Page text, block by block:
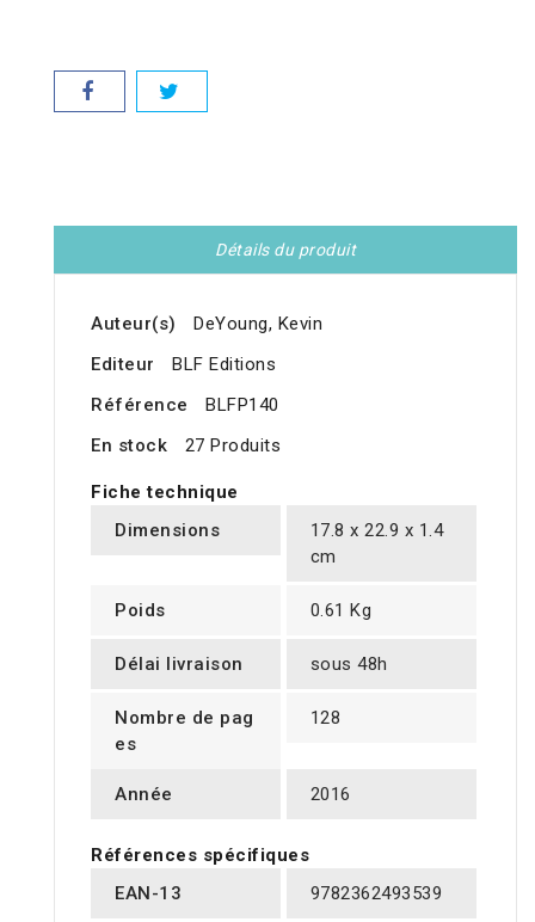
Détails du produit
Auteur(s)
DeYoung, Kevin
Editeur
BLF Editions
Référence
BLFP140
En stock
27 Produits
Fiche technique
Dimensions
17.8 x 22.9 x 1.4
cm
Poids 0.61 Kg
Délai livraison sous 48h
Nombre de pag
es
128
Année 2016
Références spécifiques
EAN-13
9782362493539